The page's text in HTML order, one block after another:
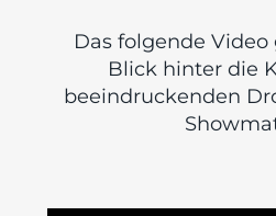
Das folgende
Blick hinter die
beeindruckenden